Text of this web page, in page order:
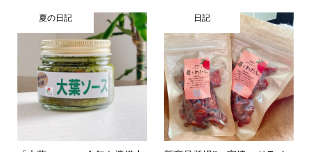
夏の日記 日記